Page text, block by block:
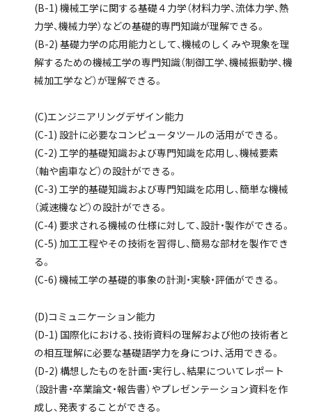
(B-1) 機械工学に関する基礎４力学（材料力学、流体力学、熱
力学、機械力学）などの基礎的専門知識が理解できる。
(B-2) 基礎力学の応用能力として、機械のしくみや現象を理
解するための機械工学の専門知識（制御工学、機械振動学、機
械加工学など）が理解できる。
(C)エンジニアリングデザイン能力
(C-1) 設計に必要なコンピュータツールの活用ができる。
(C-2) 工学的基礎知識および専門知識を応用し、機械要素
（軸や歯車など）の設計ができる。
(C-3) 工学的基礎知識および専門知識を応用し、簡単な機械
（減速機など）の設計ができる。
(C-4) 要求される機械の仕様に対して、設計・製作ができる。
(C-5) 加工工程やその技術を習得し、簡易な部材を製作でき
る。
(C-6) 機械工学の基礎的事象の計測・実験・評価ができる。
(D)コミュニケーション能力
(D-1) 国際化における、技術資料の理解および他の技術者と
の相互理解に必要な基礎語学力を身につけ、活用できる。
(D-2) 構想したものを計画・実行し、結果についてレポート
（設計書・卒業論文・報告書）やプレゼンテーション資料を作
成し、発表することができる。